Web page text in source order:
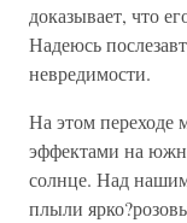
доказывает, что
Надеюсь
невредимости.
На этом
эффектами на
солнце. Над
плыли